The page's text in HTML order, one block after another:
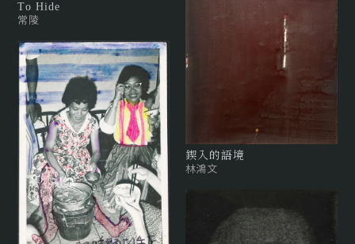
To Hide
常陵
鍥入的語境
林鴻文